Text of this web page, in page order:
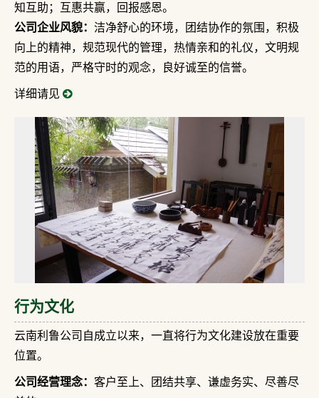
知互助；互惠共赢，回报感恩。
公司企业风貌： 洁净舒心的环境，团结协作的氛围，积极
向上的精神，规范现代的管理，热情亲和的礼仪，文明规
范的用语，严格守时的观念，良好诚至的信誉。
详细请见
行为文化
云南利鲁公司自成立以来，一直将行为文化建设放在重要
位置。
公司经营理念： 客户至上、团结共享、谦虚务实、尽善尽